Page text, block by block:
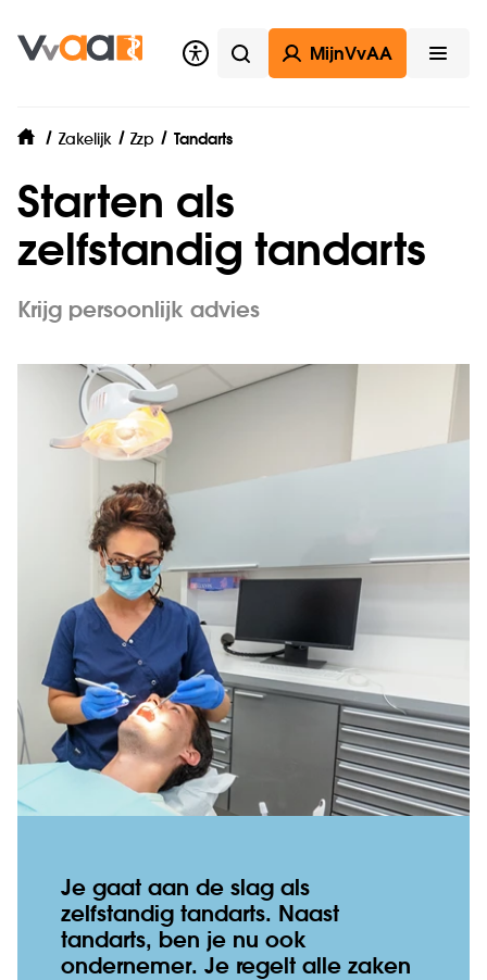
Zoeken
MijnVvAA
home
Zakelijk Zzp Tandarts
Starten als
zelfstandig tandarts
Krijg persoonlijk advies
Je gaat aan de slag als
zelfstandig tandarts. Naast
tandarts, ben je nu ook
ondernemer. Je regelt alle zaken